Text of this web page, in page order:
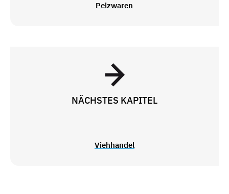
Pelzwaren
NÄCHSTES KAPITEL
Viehhandel